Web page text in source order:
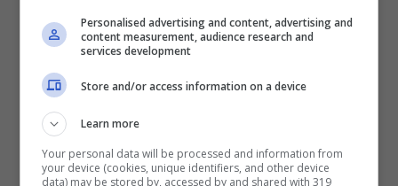
Personalised advertising and content, advertising and
content measurement, audience research and
services development
Store and/or access information on a device
Learn more
Your personal data will be processed and information from
your device (cookies, unique identifiers, and other device
data) may be stored by, accessed by and shared with 319